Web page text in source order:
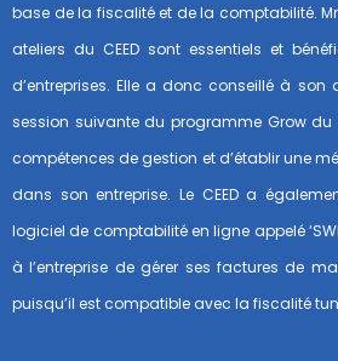
base de la fiscalité et de la comptabilité.
ateliers du CEED sont essentiels et
d’entreprises. Elle a donc conseillé à
session suivante du programme Grow du
compétences de gestion et d’établir une
dans son entreprise. Le CEED a
logiciel de comptabilité en ligne appelé
à l’entreprise de gérer ses factures de
puisqu’il est compatible avec la fiscalité